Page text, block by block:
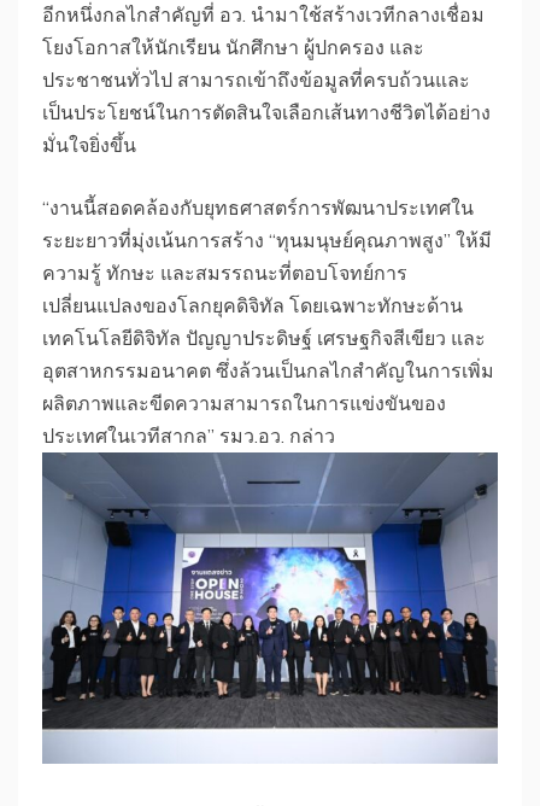
อีกหนึ่งกลไกสำคัญที่ อว. นำมาใช้สร้างเวทีกลางเชื่อม
โยงโอกาสให้นักเรียน นักศึกษา ผู้ปกครอง และ
ประชาชนทั่วไป สามารถเข้าถึงข้อมูลที่ครบถ้วนและ
เป็นประโยชน์ในการตัดสินใจเลือกเส้นทางชีวิตได้อย่าง
มั่นใจยิ่งขึ้น
​“งานนี้สอดคล้องกับยุทธศาสตร์การพัฒนาประเทศใน
ระยะยาวที่มุ่งเน้นการสร้าง “ทุนมนุษย์คุณภาพสูง” ให้มี
ความรู้ ทักษะ และสมรรถนะที่ตอบโจทย์การ
เปลี่ยนแปลงของโลกยุคดิจิทัล โดยเฉพาะทักษะด้าน
เทคโนโลยีดิจิทัล ปัญญาประดิษฐ์ เศรษฐกิจสีเขียว และ
อุตสาหกรรมอนาคต ซึ่งล้วนเป็นกลไกสำคัญในการเพิ่ม
ผลิตภาพและขีดความสามารถในการแข่งขันของ
ประเทศในเวทีสากล” รมว.อว. กล่าว